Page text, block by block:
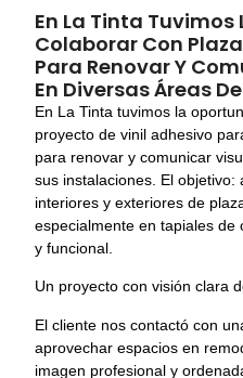
En La Tinta
Colaborar Con
Para Renovar Y
En Diversas Áreas
En La Tinta tuvimos la
proyecto de vinil adhesivo
para renovar y comunicar
sus instalaciones. El
interiores y exteriores de
especialmente en tapiales
y funcional.
Un proyecto con visión clara
El cliente nos contactó con
aprovechar espacios en
imagen profesional y